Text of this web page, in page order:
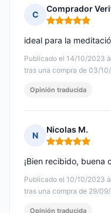
C
Comprador
Nota: 5 de 5
Publicado el 14/10/2023
tras una compra de 03/
ideal para la
Opinión traducida
N
Nicolas M.
Nota: 5 de 5
Publicado el 10/10/2023
tras una compra de 29/
¡Bien recibido,
Opinión traducida